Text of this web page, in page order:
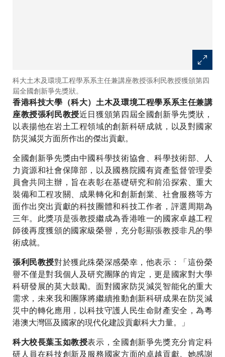
科大土木及環境工程學系系主任兼講座教授張利民教授獲頒第四
屆全國創新爭先獎狀。
香港科技大學（科大）土木及環境工程學系系主任兼講
座教授張利民教授近日獲頒第四屆全國創新爭先獎狀，
以表揚他在岩土工程領域的創新科研成就，以及對國家
防災減災方面所作出的傑出貢獻。
全國創新爭先獎由中國科學技術協會、科學技術部、人
力資源和社會保障部，以及國務院國有資產監督管理委
員會共同主辦，旨在表彰在基礎研究和前沿探索、重大
裝備和工程攻關、成果轉化和創新創業、社會服務等方
面作出突出貢獻的科技團體和科技工作者，評選周期為
三年。此獎項是張教授繼成為香港唯一的國家卓越工程
師後再度獲頒的國家級榮譽，充分彰顯張教授非凡的學
術成就。
張利民教授對於獲此殊榮深感榮幸，他表示：「這份榮
譽不僅是對我個人及研究團隊的肯定，更是國家對大學
科研發展的莫大鼓勵。面對國家防災減災智能化的重大
需求，未來我和團隊將繼續推動創新科研成果在防災減
災中的轉化應用，以科技守護人民生命財產安全，為粵
港澳大灣區及國家的現代化建設貢獻科大力量。」
科大校長葉玉如教授表示，全國創新爭先獎充分肯定科
研人員在科技創新及服務國家方面的卓越貢獻。她感謝